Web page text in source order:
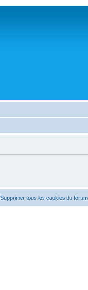
Supprimer tous les cookies du forum